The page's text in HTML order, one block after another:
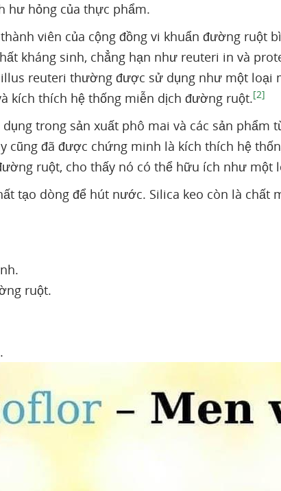
hư hỏng của thực phẩm.
viên của cộng đồng vi khuẩn đường ruột
kháng sinh, chẳng hạn như reuteri in và
reuteri thường được sử dụng như một loại
kích thích hệ thống miễn dịch đường ruột.[2]
trong sản xuất phô mai và các sản phẩm
cũng đã được chứng minh là kích thích hệ
ruột, cho thấy nó có thể hữu ích như một
tạo dòng để hút nước. Silica keo còn là chất
ruột.